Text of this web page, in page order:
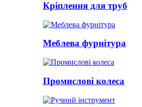
Кріплення для труб
Меблева фурнітура
Промислові колеса